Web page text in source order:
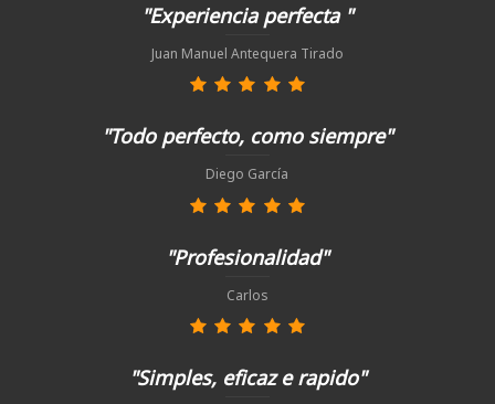
"Experiencia perfecta "
Juan Manuel Antequera Tirado
"Todo perfecto, como siempre"
Diego García
"Profesionalidad"
Carlos
"Simples, eficaz e rapido"